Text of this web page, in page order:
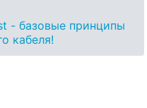
- базовые принципы
кабеля!